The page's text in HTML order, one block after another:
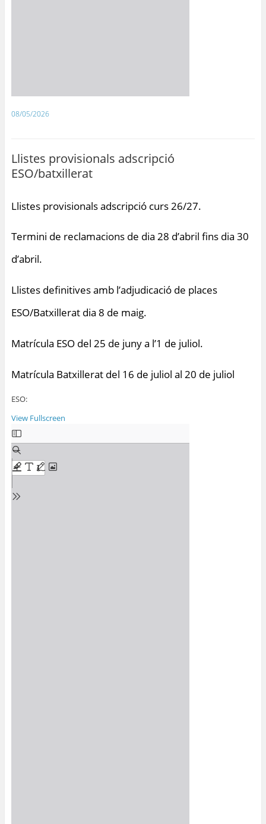
08/05/2026
Llistes provisionals adscripció
ESO/batxillerat
Llistes provisionals adscripció curs 26/27.
Termini de reclamacions de dia 28 d’abril fins dia 30
d’abril.
Llistes definitives amb l’adjudicació de places
ESO/Batxillerat dia 8 de maig.
Matrícula ESO del 25 de juny a l’1 de juliol.
Matrícula Batxillerat del 16 de juliol al 20 de juliol
ESO:
View Fullscreen